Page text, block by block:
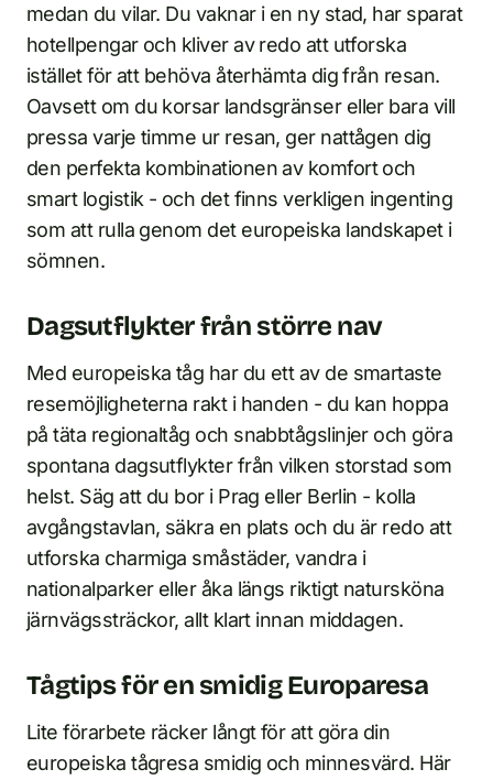
medan du vilar. Du vaknar i en ny stad, har sparat
hotellpengar och kliver av redo att utforska
istället för att behöva återhämta dig från resan.
Oavsett om du korsar landsgränser eller bara vill
pressa varje timme ur resan, ger nattågen dig
den perfekta kombinationen av komfort och
smart logistik - och det finns verkligen ingenting
som att rulla genom det europeiska landskapet i
sömnen.
Dagsutflykter från större nav
Med europeiska tåg har du ett av de smartaste
resemöjligheterna rakt i handen - du kan hoppa
på täta regionaltåg och snabbtågslinjer och göra
spontana dagsutflykter från vilken storstad som
helst. Säg att du bor i Prag eller Berlin - kolla
avgångstavlan, säkra en plats och du är redo att
utforska charmiga småstäder, vandra i
nationalparker eller åka längs riktigt natursköna
järnvägssträckor, allt klart innan middagen.
Tågtips för en smidig Europaresa
Lite förarbete räcker långt för att göra din
europeiska tågresa smidig och minnesvärd. Här